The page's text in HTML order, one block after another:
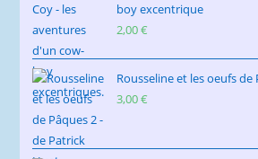
boy excentrique
2,00€
Rousseline et les oeufs
3,00€